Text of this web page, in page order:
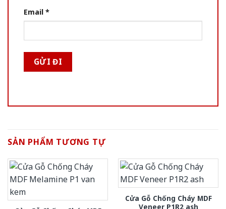
Email *
SẢN PHẨM TƯƠNG TỰ
Cửa Gỗ Chống Cháy MDF
Veneer P1R2 ash